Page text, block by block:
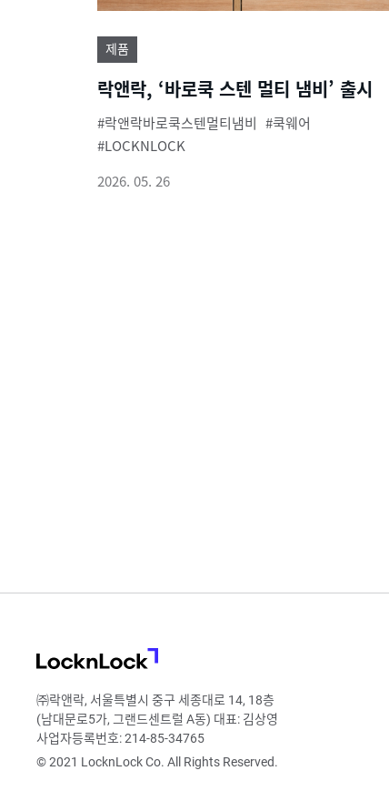
제품
락앤락, ‘바로쿡 스텐 멀티 냄비’ 출시
락앤락바로쿡스텐멀티냄비
쿡웨어
LOCKNLOCK
2026. 05. 26
© 2021 LocknLock Co. All Rights Reserved.
㈜락앤락, 서울특별시 중구 세종대로 14, 18층
(남대문로5가, 그랜드센트럴 A동) 대표: 김상영
사업자등록번호: 214-85-34765